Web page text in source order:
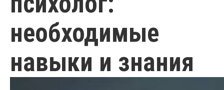
необходимые
навыки и знания